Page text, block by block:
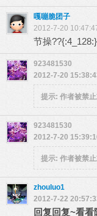
嘎嘣脆团子
2012-7-20
节操??{:4_128:}
923481530
2012-7-20
提示: 作者被禁
923481530
2012-7-20
提示: 作者被禁
zhouluo1
2012-7-22
回复回复~看看